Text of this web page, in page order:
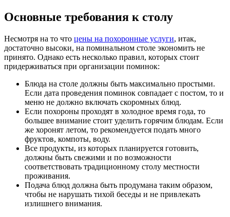
Основные требования к столу
Несмотря на то что цены на похоронные услуги, итак,
достаточно высоки, на поминальном столе экономить не
принято. Однако есть несколько правил, которых стоит
придерживаться при организации поминок:
Блюда на столе должны быть максимально простыми.
Если дата проведения поминок совпадает с постом, то и
меню не должно включать скоромных блюд.
Если похороны проходят в холодное время года, то
большее внимание стоит уделить горячим блюдам. Если
же хоронят летом, то рекомендуется подать много
фруктов, компоты, воду.
Все продукты, из которых планируется готовить,
должны быть свежими и по возможности
соответствовать традиционному столу местности
проживания.
Подача блюд должна быть продумана таким образом,
чтобы не нарушать тихой беседы и не привлекать
излишнего внимания.